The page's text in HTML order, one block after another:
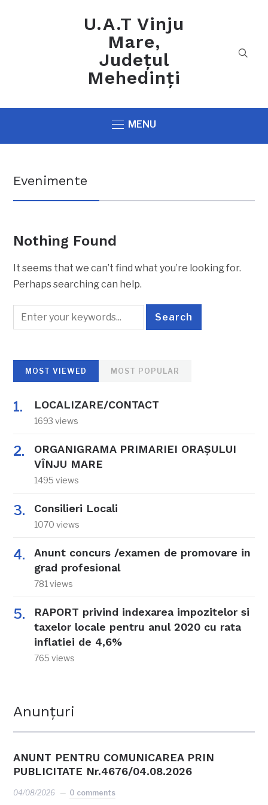
U.A.T Vinju
Mare,
Județul
Mehedinți
MENU
Evenimente
Nothing Found
It seems that we can’t find what you’re looking for.
Perhaps searching can help.
MOST VIEWED MOST POPULAR
LOCALIZARE/CONTACT
1693 views
ORGANIGRAMA PRIMARIEI ORAŞULUI
VÎNJU MARE
1495 views
Consilieri Locali
1070 views
Anunt concurs /examen de promovare in
grad profesional
781 views
RAPORT privind indexarea impozitelor si
taxelor locale pentru anul 2020 cu rata
inflatiei de 4,6%
765 views
Anunțuri
ANUNT PENTRU COMUNICAREA PRIN
PUBLICITATE Nr.4676/04.08.2026
04/08/2026 0 comments